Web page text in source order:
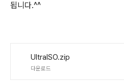
됩니다.^^
UltraISO.zip
다운로드